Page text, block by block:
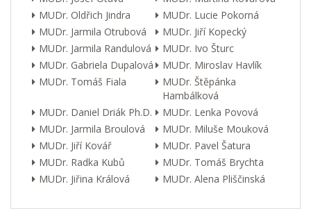
MUDr. Oldřich Jindra
MUDr. Lucie Pokorná
MUDr. Jarmila Otrubová
MUDr. Jiří Kopecký
MUDr. Jarmila Randulová
MUDr. Ivo Šturc
MUDr. Gabriela Dupalová
MUDr. Miroslav Havlík
MUDr. Tomáš Fiala
MUDr. Štěpánka
Hambálková
MUDr. Daniel Driák Ph.D.
MUDr. Lenka Povová
MUDr. Jarmila Broulová
MUDr. Miluše Mouková
MUDr. Jiří Kovář
MUDr. Pavel Šatura
MUDr. Radka Kubů
MUDr. Tomáš Brychta
MUDr. Jiřina Králová
MUDr. Alena Pliščinská